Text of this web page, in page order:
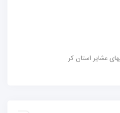
عشایر استان کر